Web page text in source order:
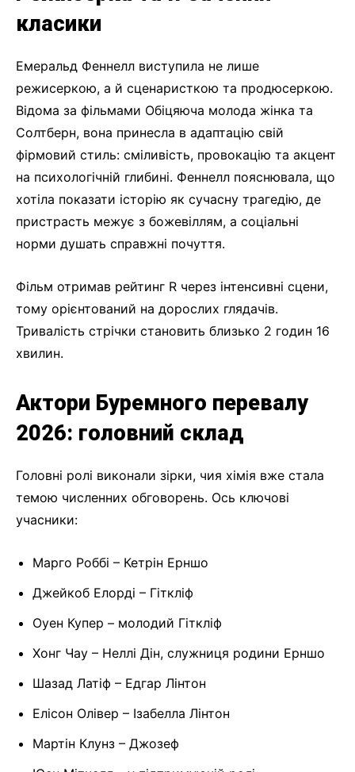
класики
Емеральд Феннелл виступила не лише
режисеркою, а й сценаристкою та продюсеркою.
Відома за фільмами Обіцяюча молода жінка та
Солтберн, вона принесла в адаптацію свій
фірмовий стиль: сміливість, провокацію та акцент
на психологічній глибині. Феннелл пояснювала, що
хотіла показати історію як сучасну трагедію, де
пристрасть межує з божевіллям, а соціальні
норми душать справжні почуття.
Фільм отримав рейтинг R через інтенсивні сцени,
тому орієнтований на дорослих глядачів.
Тривалість стрічки становить близько 2 годин 16
хвилин.
Актори Буремного перевалу
2026: головний склад
Головні ролі виконали зірки, чия хімія вже стала
темою численних обговорень. Ось ключові
учасники:
Марго Роббі – Кетрін Ерншо
Джейкоб Елорді – Гіткліф
Оуен Купер – молодий Гіткліф
Хонг Чау – Неллі Дін, служниця родини Ерншо
Шазад Латіф – Едгар Лінтон
Елісон Олівер – Ізабелла Лінтон
Мартін Клунз – Джозеф